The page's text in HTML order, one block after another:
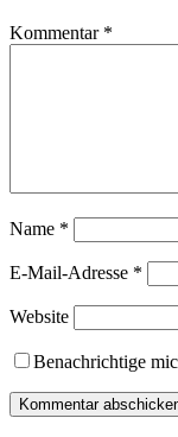
Kommentar *
Name *
E-Mail-Adresse *
Website
Benachrichtige